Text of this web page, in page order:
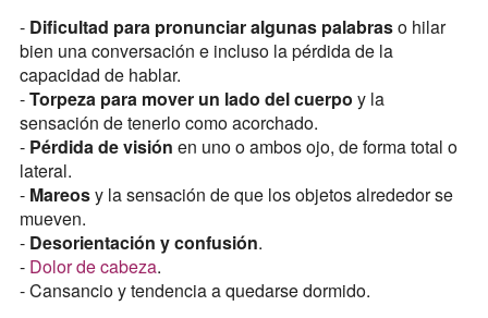
- Dificultad para pronunciar algunas palabraso hilar
bien una conversación e incluso la pérdida de la
capacidad de hablar.
-Torpeza para mover un lado del cuerpo y la
sensación de tenerlo como acorchado.
- Pérdida de visión en uno o ambos ojo, de forma total o
lateral.
- Mareosy la sensación de que los objetos alrededor se
mueven.
- Desorientación y confusión.
- Dolor de cabeza.
- Cansancio y tendencia a quedarse dormido.